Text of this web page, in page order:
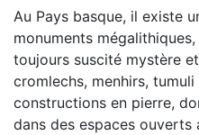
Au Pays basque, il existe
monuments
toujours suscité mystère
cromlechs, menhirs,
constructions en pierre,
dans des espaces ouverts